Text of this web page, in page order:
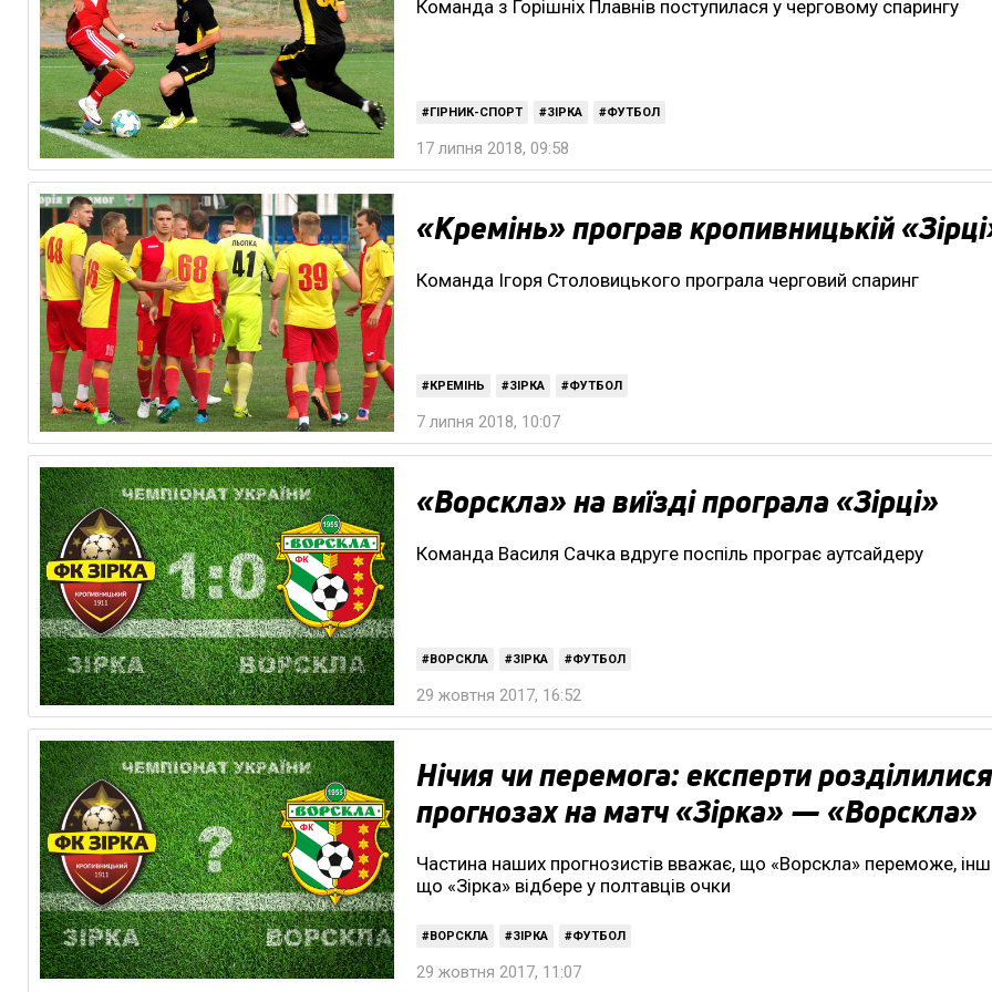
Команда з Горішніх Плавнів поступилася у черговому спарингу
ГІРНИК-СПОРТ ЗІРКА ФУТБОЛ
17 липня 2018, 09:58
«Кремінь» програв кропивницькій
Команда Ігоря Столовицького програла черговий спаринг
КРЕМІНЬ ЗІРКА ФУТБОЛ
7 липня 2018, 10:07
«Ворскла» на виїзді програла «Зірці»
Команда Василя Сачка вдруге поспіль програє аутсайдеру
ВОРСКЛА ЗІРКА ФУТБОЛ
29 жовтня 2017, 16:52
Нічия чи перемога: експерти
прогнозах на матч «Зірка» — «Ворскла»
Частина наших прогнозистів вважає, що «Ворскла» переможе,
що «Зірка» відбере у полтавців очки
ВОРСКЛА ЗІРКА ФУТБОЛ
29 жовтня 2017, 11:07